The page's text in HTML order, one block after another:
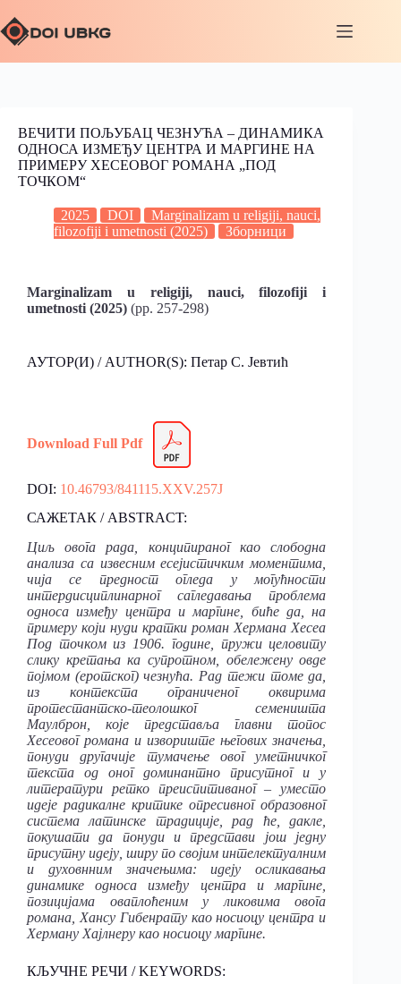
ВЕЧИТИ ПОЉУБАЦ ЧЕЗНУЋА – ДИНАМИКА
ОДНОСА ИЗМЕЂУ ЦЕНТРА И МАРГИНЕ НА
ПРИМЕРУ ХЕСЕОВОГ РОМАНА „ПОД
ТОЧКОМ“
2025 DOI
Marginalizam u religiji, nauci,
filozofiji i umetnosti (2025)
Зборници
Marginalizam u religiji, nauci, filozofiji i
umetnosti (2025) (pp. 257-298)
АУТОР(И) / AUTHOR(S): Петар С. Јевтић
Download Full Pdf
DOI: 10.46793/841115.XXV.257J
САЖЕТАК / ABSTRACT:
Циљ овога рада, конципираног као слободна
анализа са извесним есејистичким моментима,
чија се предност огледа у могућности
интердисциплинарног сагледавања проблема
односа између центра и маргине, биће да, на
примеру који нуди кратки роман Хермана Хесеа
Под точком из 1906. године, пружи целовиту
слику кретања ка супротном, обележену овде
појмом (еротског) чезнућа. Рад тежи томе да,
из контекста ограниченог оквирима
протестантско-теолошког семеништа
Маулброн, које представља главни топос
Хесеовог романа и извориште његових значења,
понуди другачије тумачење овог уметничког
текста од оног доминантно присутног и у
литератури ретко преиспитиваног – уместо
идеје радикалне критике опресивног образовног
система латинске традиције, рад ће, дакле,
покушати да понуди и представи још једну
присутну идеју, ширу по својим интелектуалним
и духовнним значењима: идеју осликавања
динамике односа између центра и маргине,
позицијама оваплоћеним у ликовима овога
романа, Хансу Гибенрату као носиоцу центра и
Херману Хајлнеру као носиоцу маргине.
КЉУЧНЕ РЕЧИ / KEYWORDS: